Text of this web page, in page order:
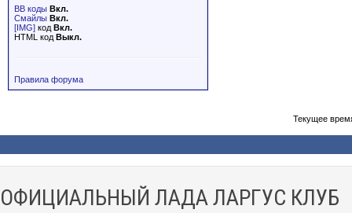
BB коды Вкл.
Смайлы Вкл.
[IMG] код Вкл.
HTML код Выкл.
Правила форума
Текущее
ОФИЦИАЛЬНЫЙ ЛАДА ЛАРГУС КЛУБ